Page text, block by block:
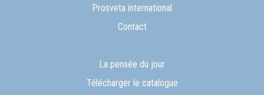
Prosveta international
Contact
La pensée du jour
Télécharger le catalogue